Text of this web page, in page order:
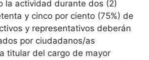
la actividad durante dos (2)
y cinco por ciento (75%) de
y representativos deberán
por ciudadanos/as
titular del cargo de mayor